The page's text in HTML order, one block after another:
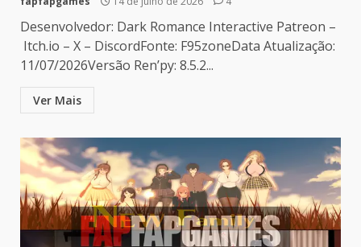
Desenvolvedor: Dark Romance Interactive Patreon –
Itch.io – X – DiscordFonte: F95zoneData Atualização:
11/07/2026Versão Ren’py: 8.5.2...
Ver Mais